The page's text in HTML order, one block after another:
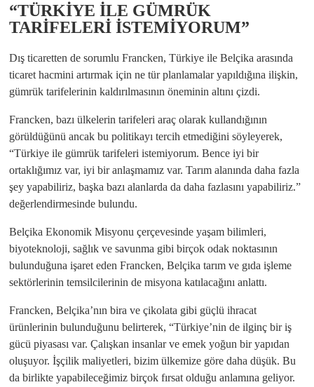
“TÜRKİYE İLE GÜMRÜK
TARİFELERİ İSTEMİYORUM”
Dış ticaretten de sorumlu Francken, Türkiye ile Belçika arasında
ticaret hacmini artırmak için ne tür planlamalar yapıldığına ilişkin,
gümrük tarifelerinin kaldırılmasının öneminin altını çizdi.
Francken, bazı ülkelerin tarifeleri araç olarak kullandığının
görüldüğünü ancak bu politikayı tercih etmediğini söyleyerek,
“Türkiye ile gümrük tarifeleri istemiyorum. Bence iyi bir
ortaklığımız var, iyi bir anlaşmamız var. Tarım alanında daha fazla
şey yapabiliriz, başka bazı alanlarda da daha fazlasını yapabiliriz.”
değerlendirmesinde bulundu.
Belçika Ekonomik Misyonu çerçevesinde yaşam bilimleri,
biyoteknoloji, sağlık ve savunma gibi birçok odak noktasının
bulunduğuna işaret eden Francken, Belçika tarım ve gıda işleme
sektörlerinin temsilcilerinin de misyona katılacağını anlattı.
Francken, Belçika’nın bira ve çikolata gibi güçlü ihracat
ürünlerinin bulunduğunu belirterek, “Türkiye’nin de ilginç bir iş
gücü piyasası var. Çalışkan insanlar ve emek yoğun bir yapıdan
oluşuyor. İşçilik maliyetleri, bizim ülkemize göre daha düşük. Bu
da birlikte yapabileceğimiz birçok fırsat olduğu anlamına geliyor.